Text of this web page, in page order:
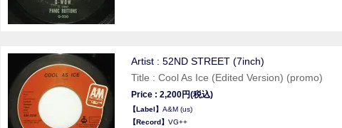
Artist : 52ND STREET (7inch)
Title : Cool As Ice (Edited Version) (promo)
Price : 2,200円(税込)
【Label】 A&M (us)
【Record】 VG++